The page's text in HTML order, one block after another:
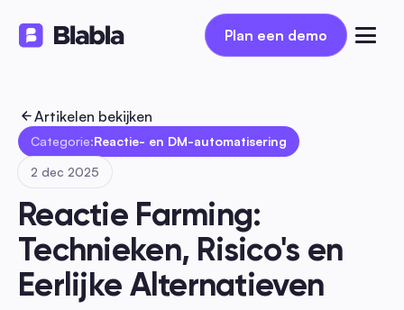
Plan een demo
Plan een demo
Artikelen bekijken
Categorie:Reactie- en DM-automatisering
2 dec 2025
Reactie Farming:
Technieken, Risico's en
Eerlijke Alternatieven